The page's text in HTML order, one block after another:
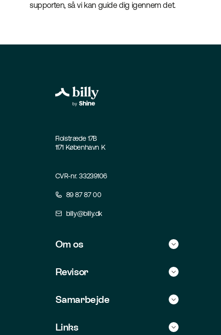
supporten, så vi kan guide dig igennem det.
Fiolstræde 17B
1171 København K
CVR-nr. 33239106
89 87 87 00
billy@billy.dk
Om os
Jobs
Revisor
Samarbejde
Links